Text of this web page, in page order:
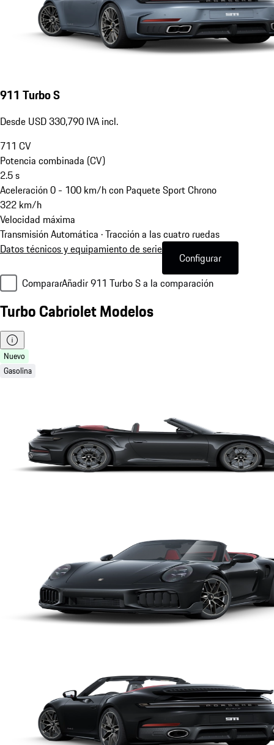
911 Turbo S
Desde USD 330,790 IVA incl.
711 CV
Potencia combinada (CV)
2.5s
Aceleración 0 - 100 km/h con Paquete Sport Chrono
322 km/h
Velocidad máxima
Transmisión Automática · Tracción a las cuatro ruedas
Datos técnicos y equipamiento de serie
Configurar
CompararAñadir 911 Turbo S a la comparación
Turbo Cabriolet Modelos
Nuevo
Gasolina